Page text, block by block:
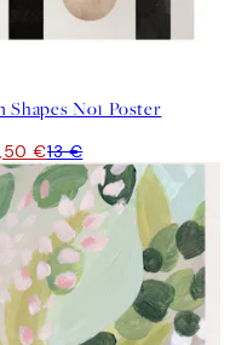
Shapes No1 Poster
€13 €